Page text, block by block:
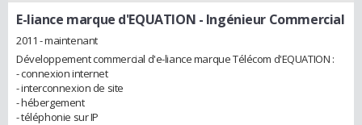
E-liance marque d'EQUATION - Ingénieur Commercial
2011 - maintenant
Développement commercial d'e-liance marque Télécom d'EQUATION :
- connexion internet
- interconnexion de site
- hébergement
- téléphonie sur IP